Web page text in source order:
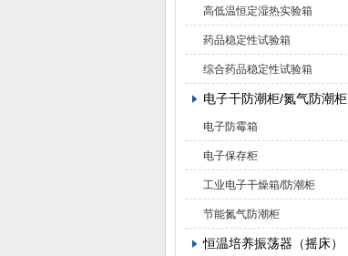
高低温恒定湿热实验箱
药品稳定性试验箱
综合药品稳定性试验箱
电子干防潮柜/氮气防潮柜
电子防霉箱
电子保存柜
工业电子干燥箱/防潮柜
节能氮气防潮柜
恒温培养振荡器（摇床）